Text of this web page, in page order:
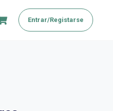
Entrar/Registarse